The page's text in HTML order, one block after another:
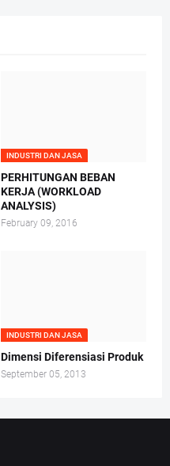
INDUSTRI DAN JASA
PERHITUNGAN BEBAN
KERJA (WORKLOAD
ANALYSIS)
February 09, 2016
INDUSTRI DAN JASA
Dimensi Diferensiasi Produk
September 05, 2013